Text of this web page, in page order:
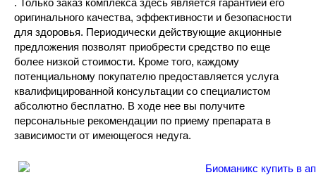
. Только заказ комплекса здесь является гарантией его
оригинального качества, эффективности и безопасности
для здоровья. Периодически действующие акционные
предложения позволят приобрести средство по еще
более низкой стоимости. Кроме того, каждому
потенциальному покупателю предоставляется услуга
квалифицированной консультации со специалистом
абсолютно бесплатно. В ходе нее вы получите
персональные рекомендации по приему препарата в
зависимости от имеющегося недуга.